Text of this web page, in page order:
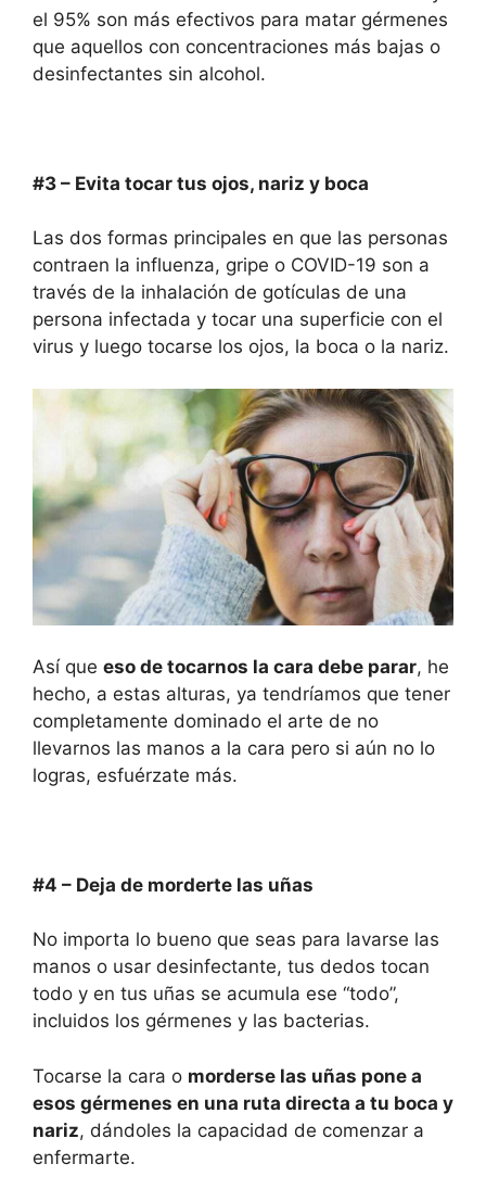
el 95% son más efectivos para matar gérmenes
que aquellos con concentraciones más bajas o
desinfectantes sin alcohol.
#3 – Evita tocar tus ojos, nariz y boca
Las dos formas principales en que las personas
contraen la influenza, gripe o COVID-19 son a
través de la inhalación de gotículas de una
persona infectada y tocar una superficie con el
virus y luego tocarse los ojos, la boca o la nariz.
Así que eso de tocarnos la cara debe parar, he
hecho, a estas alturas, ya tendríamos que tener
completamente dominado el arte de no
llevarnos las manos a la cara pero si aún no lo
logras, esfuérzate más.
#4 – Deja de morderte las uñas
No importa lo bueno que seas para lavarse las
manos o usar desinfectante, tus dedos tocan
todo y en tus uñas se acumula ese “todo”,
incluidos los gérmenes y las bacterias.
Tocarse la cara o morderse las uñas pone a
esos gérmenes en una ruta directa a tu boca y
nariz, dándoles la capacidad de comenzar a
enfermarte.